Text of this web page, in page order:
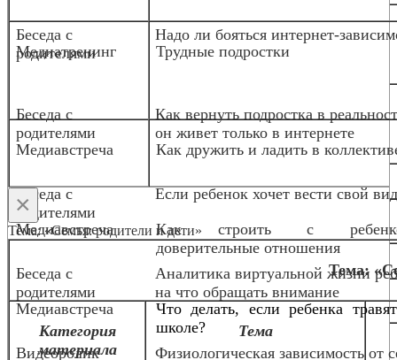
Беседа с
родителями
Надо ли бояться интернет-
Беседа с
родителями
Как вернуть подростка в
он живет только в интернете
Беседа с
родителями
Если ребенок хочет вести свой
Беседа с
родителями
Аналитика виртуальной жизни
на что обращать внимание
Видеоролик
Физиологическая зависимость от
Медиатренинг Трудные подростки
Медиавстреча Как дружить и ладить в
Медиавстреча
Как строить с
доверительные отношения
Медиавстреча
Что делать, если ребенка
школе?
×
Тема: «Семья: родители и дети»
Тема:
Категория
материала
Тема